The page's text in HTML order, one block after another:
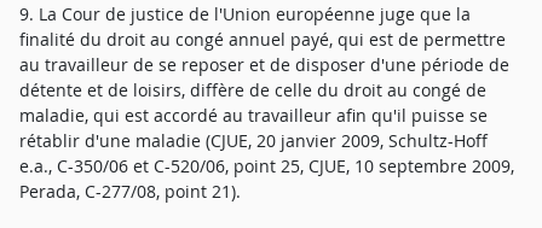
9. La Cour de justice de l'Union européenne juge que la
finalité du droit au congé annuel payé, qui est de permettre
au travailleur de se reposer et de disposer d'une période de
détente et de loisirs, diffère de celle du droit au congé de
maladie, qui est accordé au travailleur afin qu'il puisse se
rétablir d'une maladie (CJUE, 20 janvier 2009, Schultz-Hoff
e.a., C-350/06 et C-520/06, point 25, CJUE, 10 septembre 2009,
Perada, C-277/08, point 21).